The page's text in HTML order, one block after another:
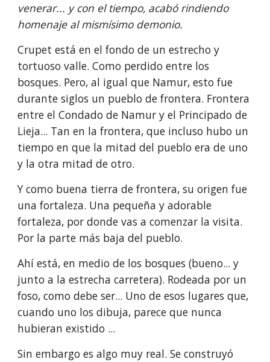
venerar... y con el tiempo, acabó rindiendo
homenaje al mismísimo demonio.
Crupet está en el fondo de un estrecho y
tortuoso valle. Como perdido entre los
bosques. Pero, al igual que Namur, esto fue
durante siglos un pueblo de frontera. Frontera
entre el Condado de Namur y el Principado de
Lieja... Tan en la frontera, que incluso hubo un
tiempo en que la mitad del pueblo era de uno
y la otra mitad de otro.
Y como buena tierra de frontera, su origen fue
una fortaleza. Una pequeña y adorable
fortaleza, por donde vas a comenzar la visita.
Por la parte más baja del pueblo.
Ahí está, en medio de los bosques (bueno... y
junto a la estrecha carretera). Rodeada por un
foso, como debe ser... Uno de esos lugares que,
cuando uno los dibuja, parece que nunca
hubieran existido ...
Sin embargo es algo muy real. Se construyó